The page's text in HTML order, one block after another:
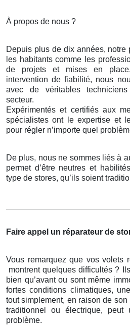
À propos de nous ?
Depuis plus de dix années, notre
les habitants comme les
de projets et mises en
intervention de fiabilité, nous
avec de véritables
secteur.
Expérimentés et certifiés aux
spécialistes ont le expertise et
pour régler n’importe quel
De plus, nous ne sommes liés à
permet d’être neutres et
type de stores, qu’ils soient
Faire appel un réparateur de
Vous remarquez que vos volets
montrent quelques difficultés ?
bien qu’avant ou sont même
fortes conditions climatiques,
tout simplement, en raison de son
traditionnel ou électrique,
problème.